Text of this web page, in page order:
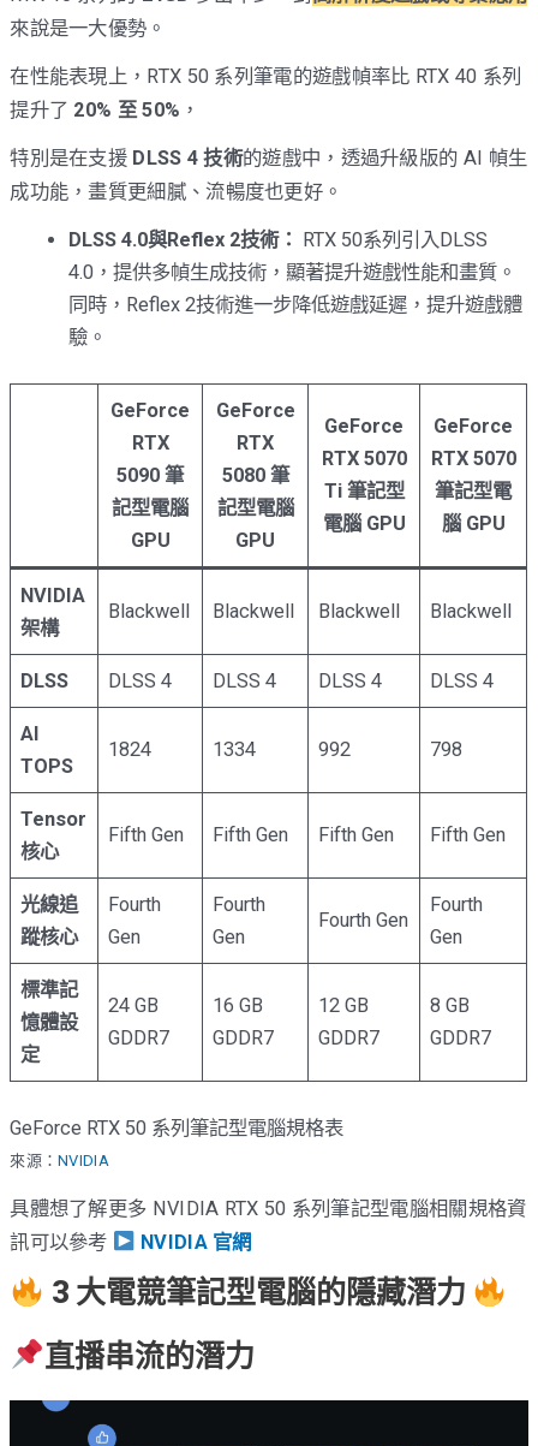
來說是一大優勢。
在性能表現上，RTX 50 系列筆電的遊戲幀率比 RTX 40 系列
提升了 20% 至 50% ，
特別是在支援 DLSS 4 技術的遊戲中，透過升級版的 AI 幀生
成功能，畫質更細膩、流暢度也更好。
DLSS 4.0與Reflex 2技術：
RTX 50系列引入DLSS
4.0，提供多幀生成技術，顯著提升遊戲性能和畫質。
同時，Reflex 2技術進一步降低遊戲延遲，提升遊戲體
驗。
GeForce
RTX
5090 筆
記型電腦
GPU
GeForce
RTX
5080 筆
記型電腦
GPU
GeForce
RTX 5070
Ti 筆記型
電腦 GPU
GeForce
RTX 5070
筆記型電
腦 GPU
NVIDIA
架構
Blackwell Blackwell Blackwell Blackwell
DLSS DLSS 4 DLSS 4 DLSS 4 DLSS 4
AI
TOPS
1824 1334 992 798
Tensor
核心
Fifth Gen Fifth Gen Fifth Gen Fifth Gen
光線追
蹤核心
Fourth
Gen
Fourth
Gen
Fourth Gen
Fourth
Gen
標準記
憶體設
定
24 GB
GDDR7
16 GB
GDDR7
12 GB
GDDR7
8 GB
GDDR7
GeForce RTX 50 系列筆記型電腦規格表
來源：NVIDIA
具體想了解更多 NVIDIA RTX 50 系列筆記型電腦相關規格資
訊可以參考
NVIDIA 官網
3 大電競筆記型電腦的隱藏潛力
直播串流的潛力